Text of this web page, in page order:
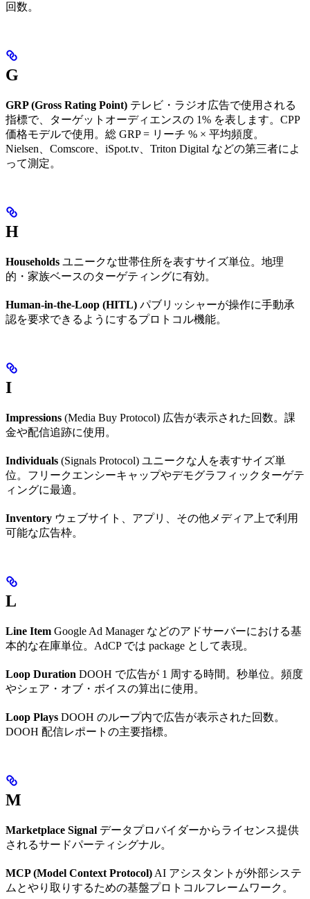
回数。
G
GRP (Gross Rating Point) テレビ・ラジオ広告で使用される
指標で、ターゲットオーディエンスの 1% を表します。CPP
価格モデルで使用。総 GRP = リーチ % × 平均頻度。
Nielsen、Comscore、iSpot.tv、Triton Digital などの第三者によ
って測定。
H
Households ユニークな世帯住所を表すサイズ単位。地理
的・家族ベースのターゲティングに有効。
Human-in-the-Loop (HITL) パブリッシャーが操作に手動承
認を要求できるようにするプロトコル機能。
I
Impressions (Media Buy Protocol) 広告が表示された回数。課
金や配信追跡に使用。
Individuals (Signals Protocol) ユニークな人を表すサイズ単
位。フリークエンシーキャップやデモグラフィックターゲテ
ィングに最適。
Inventory ウェブサイト、アプリ、その他メディア上で利用
可能な広告枠。
L
Line Item Google Ad Manager などのアドサーバーにおける基
本的な在庫単位。AdCP では package として表現。
Loop Duration DOOH で広告が 1 周する時間。秒単位。頻度
やシェア・オブ・ボイスの算出に使用。
Loop Plays DOOH のループ内で広告が表示された回数。
DOOH 配信レポートの主要指標。
M
Marketplace Signal データプロバイダーからライセンス提供
されるサードパーティシグナル。
MCP (Model Context Protocol) AI アシスタントが外部システ
ムとやり取りするための基盤プロトコルフレームワーク。